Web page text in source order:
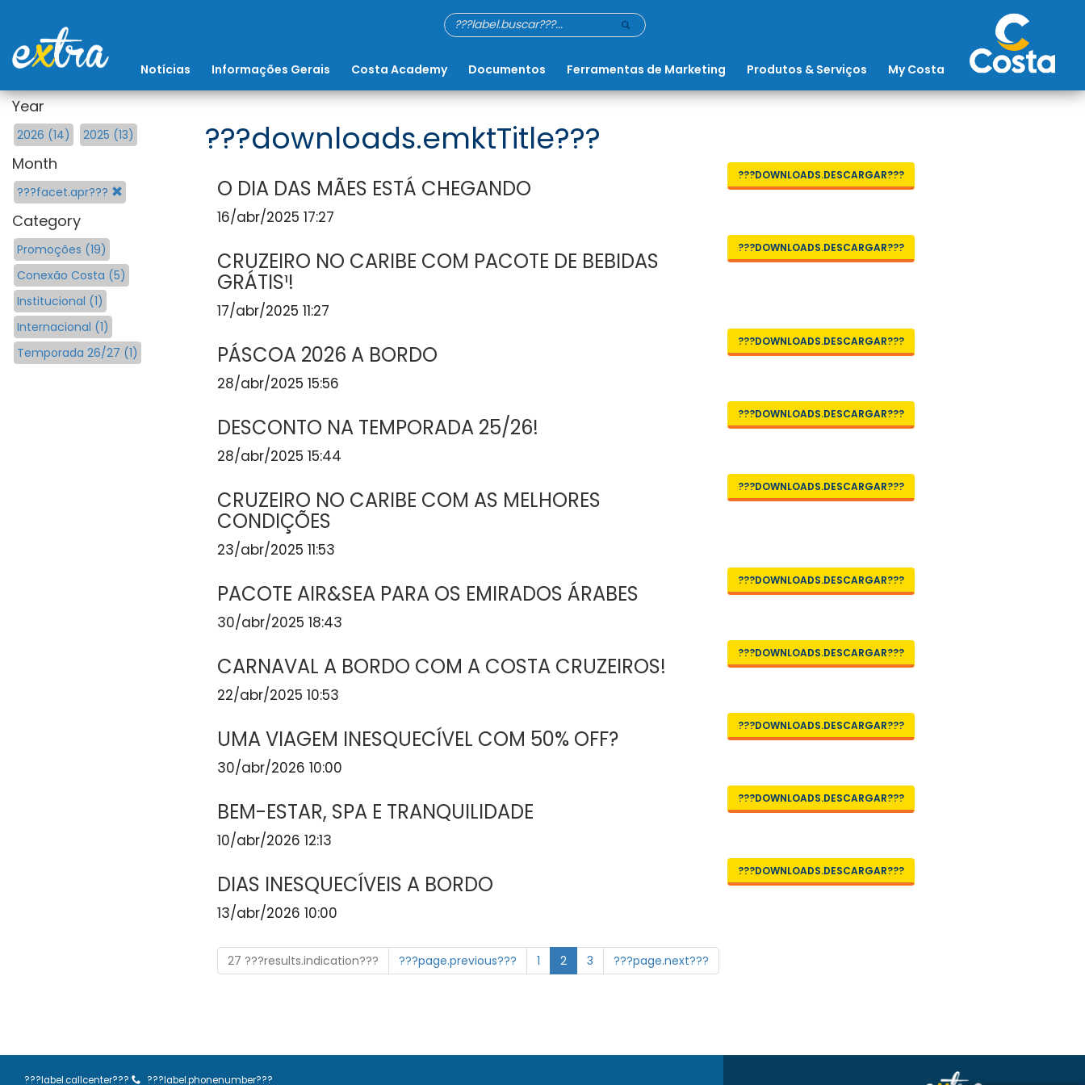
Notícias Informações Gerais Costa Academy Documentos Ferramentas de Marketing Produtos & Serviços My Costa
Year
2026 (14) 2025 (13)
Month
???facet.apr???
Category
Promoções (19)
Conexão Costa (5)
Institucional (1)
Internacional (1)
Temporada 26/27 (1)
???downloads.emktTitle???
O DIA DAS MÃES ESTÁ CHEGANDO
16/abr/2025 17:27
???DOWNLOADS.DESCARGAR???
CRUZEIRO NO CARIBE COM PACOTE DE BEBIDAS
GRÁTIS¹!
17/abr/2025 11:27
???DOWNLOADS.DESCARGAR???
PÁSCOA 2026 A BORDO
28/abr/2025 15:56
???DOWNLOADS.DESCARGAR???
DESCONTO NA TEMPORADA 25/26!
28/abr/2025 15:44
???DOWNLOADS.DESCARGAR???
CRUZEIRO NO CARIBE COM AS MELHORES
CONDIÇÕES
23/abr/2025 11:53
???DOWNLOADS.DESCARGAR???
PACOTE AIR&SEA PARA OS EMIRADOS ÁRABES
30/abr/2025 18:43
???DOWNLOADS.DESCARGAR???
CARNAVAL A BORDO COM A COSTA CRUZEIROS!
22/abr/2025 10:53
???DOWNLOADS.DESCARGAR???
UMA VIAGEM INESQUECÍVEL COM 50% OFF?
30/abr/2026 10:00
???DOWNLOADS.DESCARGAR???
BEM-ESTAR, SPA E TRANQUILIDADE
10/abr/2026 12:13
???DOWNLOADS.DESCARGAR???
DIAS INESQUECÍVEIS A BORDO
13/abr/2026 10:00
???DOWNLOADS.DESCARGAR???
27 ???results.indication??? ???page.previous??? 1 2 3 ???page.next???
???label.callcenter??? ???label.phonenumber???